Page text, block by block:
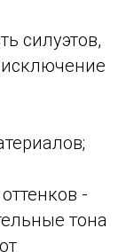
силуэтов,
исключение
-
тона